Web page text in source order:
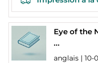
Eye of the
...
anglais | 10-